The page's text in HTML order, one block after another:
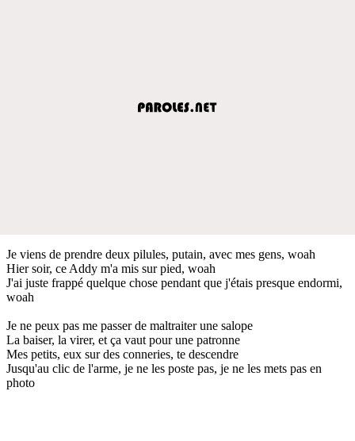
Je viens de prendre deux pilules, putain, avec mes gens, woah
Hier soir, ce Addy m'a mis sur pied, woah
J'ai juste frappé quelque chose pendant que j'étais presque endormi,
woah
Je ne peux pas me passer de maltraiter une salope
La baiser, la virer, et ça vaut pour une patronne
Mes petits, eux sur des conneries, te descendre
Jusqu'au clic de l'arme, je ne les poste pas, je ne les mets pas en
photo